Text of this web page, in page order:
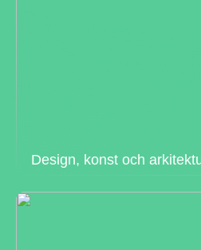
Design, konst och